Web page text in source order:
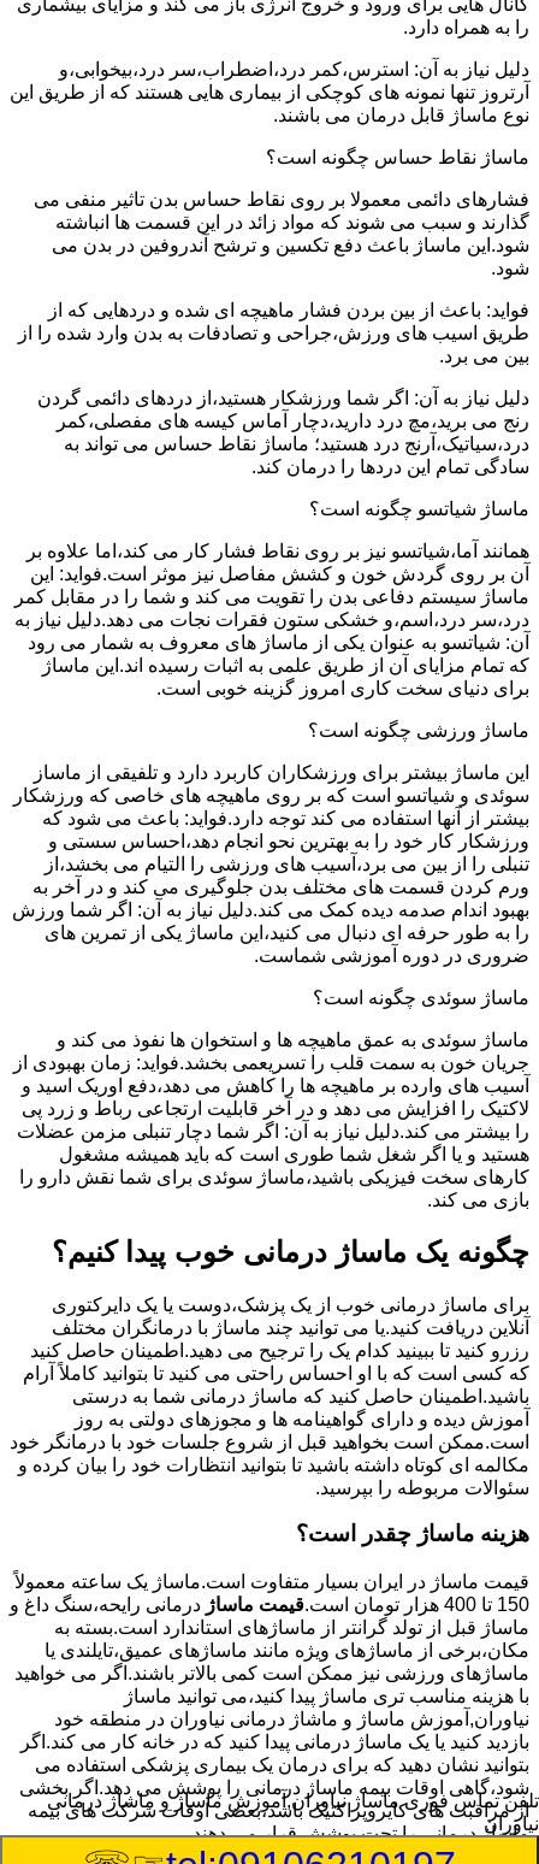
را به همراه دارد.
دلیل نیاز به آن: استرس،کمر درد،اضطراب،سر درد،بیخوابی،و
آرتروز تنها نمونه های کوچکی از بیماری هایی هستند که از طریق این
نوع ماساژ قابل درمان می باشند.
ماساژ نقاط حساس چگونه است؟
فشارهای دائمی معمولا بر روی نقاط حساس بدن تاثیر منفی می
گذارند و سبب می شوند که مواد زائد در این قسمت ها انباشته
شود.این ماساژ باعث دفع تکسین و ترشح آندروفین در بدن می
شود.
فواید: باعث از بین بردن فشار ماهیچه ای شده و دردهایی که از
طریق اسیب های ورزش،جراحی و تصادفات به بدن وارد شده را از
بین می برد.
دلیل نیاز به آن: اگر شما ورزشکار هستید،از دردهای دائمی گردن
رنج می برید،مچ درد دارید،دچار آماس کیسه های مفصلی،کمر
درد،سیاتیک،آرنج درد هستید؛ ماساژ نقاط حساس می تواند به
سادگی تمام این دردها را درمان کند.
ماساژ شیاتسو چگونه است؟
همانند آما،شیاتسو نیز بر روی نقاط فشار کار می کند،اما علاوه بر
آن بر روی گردش خون و کشش مفاصل نیز موثر است.فواید: این
ماساژ سیستم دفاعی بدن را تقویت می کند و شما را در مقابل کمر
درد،سر درد،اسم،و خشکی ستون فقرات نجات می دهد.دلیل نیاز به
آن: شیاتسو به عنوان یکی از ماساژ های معروف به شمار می رود
که تمام مزایای آن از طریق علمی به اثبات رسیده اند.این ماساژ
برای دنیای سخت کاری امروز گزینه خوبی است.
ماساژ ورزشی چگونه است؟
این ماساژ بیشتر برای ورزشکاران کاربرد دارد و تلفیقی از ماساز
سوئدی و شیاتسو است که بر روی ماهیچه های خاصی که ورزشکار
بیشتر از آنها استفاده می کند توجه دارد.فواید: باعث می شود که
ورزشکار کار خود را به بهترین نحو انجام دهد،احساس سستی و
تنبلی را از بین می برد،آسیب های ورزشی را التیام می بخشد،از
ورم کردن قسمت های مختلف بدن جلوگیری می کند و در آخر به
بهبود اندام صدمه دیده کمک می کند.دلیل نیاز به آن: اگر شما ورزش
را به طور حرفه ای دنبال می کنید،این ماساژ یکی از تمرین های
ضروری در دوره آموزشی شماست.
ماساژ سوئدی چگونه است؟
ماساژ سوئدی به عمق ماهیچه ها و استخوان ها نفوذ می کند و
جریان خون به سمت قلب را تسریعمی بخشد.فواید: زمان بهبودی از
آسیب های وارده بر ماهیچه ها را کاهش می دهد،دفع اوریک اسید و
لاکتیک را افزایش می دهد و در آخر قابلیت ارتجاعی رباط و زرد پی
را بیشتر می کند.دلیل نیاز به آن: اگر شما دچار تنبلی مزمن عضلات
هستید و یا اگر شغل شما طوری است که باید همیشه مشغول
کارهای سخت فیزیکی باشید،ماساژ سوئدی برای شما نقش دارو را
بازی می کند.
چگونه یک ماساژ درمانی خوب پیدا کنیم؟
برای ماساژ درمانی خوب از یک پزشک،دوست یا یک دایرکتوری
آنلاین دریافت کنید.یا می توانید چند ماساژ با درمانگران مختلف
رزرو کنید تا ببینید کدام یک را ترجیح می دهید.اطمینان حاصل کنید
که کسی است که با او احساس راحتی می کنید تا بتوانید کاملاً آرام
باشید.اطمینان حاصل کنید که ماساژ درمانی شما به درستی
آموزش دیده و دارای گواهینامه ها و مجوزهای دولتی به روز
است.ممکن است بخواهید قبل از شروع جلسات خود با درمانگر خود
مکالمه ای کوتاه داشته باشید تا بتوانید انتظارات خود را بیان کرده و
سئوالات مربوطه را بپرسید.
هزینه ماساژ چقدر است؟
قیمت ماساژ در ایران بسیار متفاوت است.ماساژ یک ساعته معمولاً
150 تا 400 هزار تومان است.
قیمت ماساژ درمانی رایحه،سنگ داغ و
ماساژ قبل از تولد گرانتر از ماساژهای استاندارد است.بسته به
مکان،برخی از ماساژهای ویژه مانند ماساژهای عمیق،تایلندی یا
ماساژهای ورزشی نیز ممکن است کمی بالاتر باشند.اگر می خواهید
با هزینه مناسب تری ماساژ پیدا کنید،می توانید ماساژ
نیاوران,آموزش ماساژ و ماشاژ درمانی نیاوران در منطقه خود
بازدید کنید یا یک ماساژ درمانی پیدا کنید که در خانه کار می کند.اگر
بتوانید نشان دهید که برای درمان یک بیماری پزشکی استفاده می
شود،گاهی اوقات بیمه ماساژ درمانی را پوشش می دهد.اگر بخشی
از مراقبت های کایروپراکتیک باشد،بعضی اوقات شرکت های بیمه
ماساژ درمانی را تحت پوشش قرار می دهند.
تلفن تماس فوریماساژ نیاوران,آموزش ماساژ و ماشاژ درمانی
نیاوران